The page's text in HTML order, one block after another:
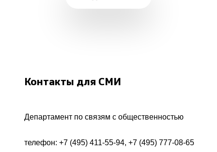
Контакты для СМИ
Департамент по связям с общественностью
телефон: +7 (495) 411-55-94, +7 (495) 777-08-65